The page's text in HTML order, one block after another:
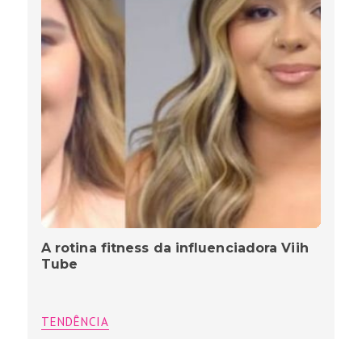
A rotina fitness da influenciadora Viih
Tube
TENDÊNCIA